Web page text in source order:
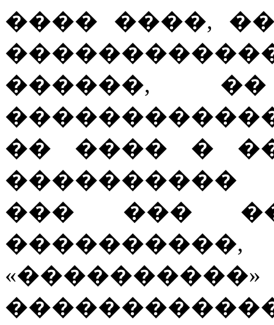
���� ����,
������,
�� ���� �
����������
��� ���